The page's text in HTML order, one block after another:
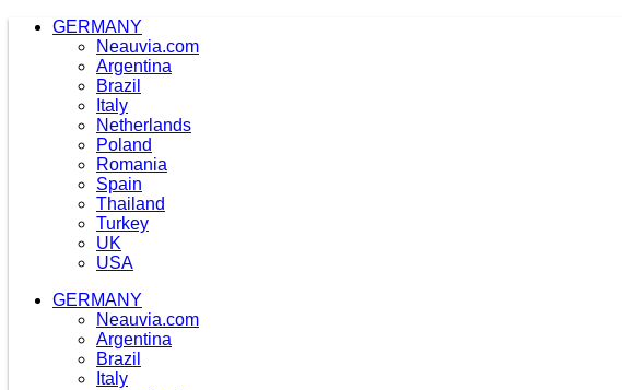
Zum
GERMANY
Neauvia.com
Argentina
Brazil
Italy
Netherlands
Poland
Romania
Spain
Thailand
Turkey
UK
USA
GERMANY
Neauvia.com
Argentina
Brazil
Italy